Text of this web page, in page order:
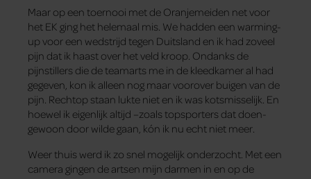
Maar op een toernooi met de Oranjemeiden net voor
het EK ging het helemaal mis. We hadden een warming-
up voor een wedstrijd tegen Duitsland en ik had zoveel
pijn dat ik haast over het veld kroop. Ondanks de
pijnstillers die de teamarts me in de kleedkamer al had
gegeven, kon ik alleen nog maar voorover buigen van de
pijn. Rechtop staan lukte niet en ik was kotsmisselijk. En
hoewel ik eigenlijk altijd –zoals topsporters dat doen-
gewoon door wilde gaan, kón ik nu echt niet meer.
Weer thuis werd ik zo snel mogelijk onderzocht. Met een
camera gingen de artsen mijn darmen in en op de